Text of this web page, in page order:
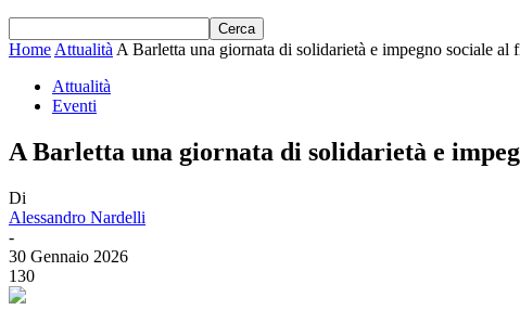
Home Attualità A Barletta una giornata di solidarietà e impegno sociale al
Attualità
Eventi
A Barletta una giornata di solidarietà e
Di
Alessandro Nardelli
-
30 Gennaio 2026
130